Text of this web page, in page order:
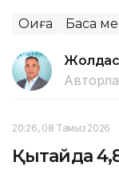
Оқиға Басқа
20:26, 08 Тамыз 2026
Қытайда 4,8